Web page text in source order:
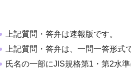
上記質問・答弁は速報版です。
上記質問・答弁は、一問一答形
氏名の一部にJIS規格第1・第2水